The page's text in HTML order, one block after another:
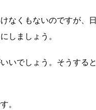
なくもないのですが、
しましょう。
いでしょう。そうする
。